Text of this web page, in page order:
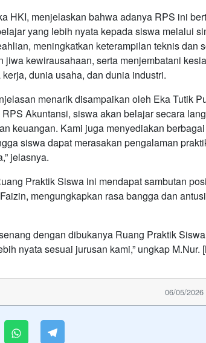
HKI, menjelaskan bahwa adanya RPS ini
yang lebih nyata kepada siswa melalui
meningkatkan keterampilan teknis dan
jiwa kewirausahaan, serta menjembatani
dunia usaha, dan dunia industri.
menarik disampaikan oleh Eka Tutik
RPS Akuntansi, siswa akan belajar secara
keuangan. Kami juga menyediakan
siswa dapat merasakan pengalaman
jelasnya.
Praktik Siswa ini mendapat sambutan
mengungkapkan rasa bangga dan
dengan dibukanya Ruang Praktik
nyata sesuai jurusan kami,” ungkap M.Nur.
06/05/